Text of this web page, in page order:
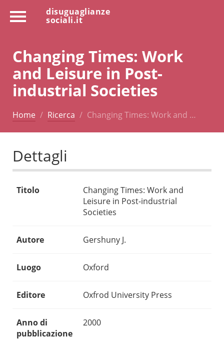
disuguaglianze
sociali.it
Changing Times: Work
and Leisure in Post-
industrial Societies
Home Ricerca Changing Times: Work and …
Dettagli
Titolo
Changing Times: Work and
Leisure in Post-industrial
Societies
Autore Gershuny J.
Luogo Oxford
Editore Oxfrod University Press
Anno di
pubblicazione
2000